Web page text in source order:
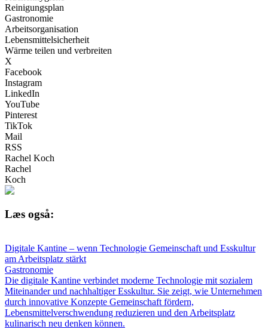
Reinigungsplan
Gastronomie
Arbeitsorganisation
Lebensmittelsicherheit
Wärme teilen und verbreiten
X
Facebook
Instagram
LinkedIn
YouTube
Pinterest
TikTok
Mail
RSS
Rachel Koch
Rachel
Koch
Læs også:
Digitale Kantine – wenn Technologie Gemeinschaft und Esskultur
am Arbeitsplatz stärkt
Gastronomie
Die digitale Kantine verbindet moderne Technologie mit sozialem
Miteinander und nachhaltiger Esskultur. Sie zeigt, wie Unternehmen
durch innovative Konzepte Gemeinschaft fördern,
Lebensmittelverschwendung reduzieren und den Arbeitsplatz
kulinarisch neu denken können.